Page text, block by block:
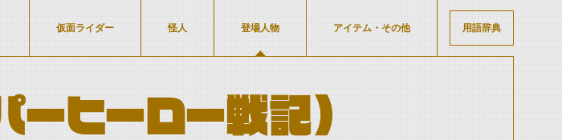
仮面ライダー 怪人 登場人物 アイテム・その他 用語辞典
ーヒーロー戦記)